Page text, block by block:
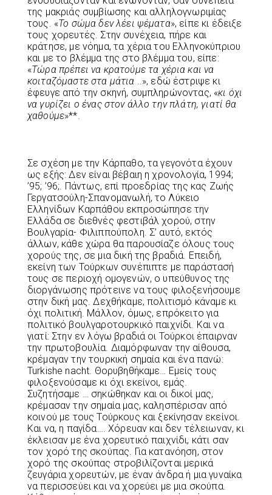
της μακριάς συμβίωσης και αλληλογνωριμίας
τους. «Το σώμα δεν λέει ψέματα», είπε κι έδειξε
τους χορευτές. Στην συνέχεια, πήρε και
κράτησε, με νόημα, τα χέρια του Ελληνοκύπριου
και με το βλέμμα της στο βλέμμα του, είπε:
«Τώρα πρέπει να κρατούμε τα χέρια και να
κοιταζόμαστε στα μάτια ..», εδώ έστριψε κι
έφευγε από την σκηνή, συμπληρώνοντας, «κι όχι
να γυρίζει ο ένας στον άλλο την πλάτη, γιατί θα
χαθούμε»**.
Σε σχέση με την Κάρπαθο, τα γεγονότα έχουν
ως εξής: Δεν είναι βέβαιη η χρονολογία, 1994;
’95; ’96;. Πάντως, επί προεδρίας της κας Ζωής
Γεργατσούλη-Σπανομανωλή, το Λύκειο
Ελληνίδων Καρπάθου εκπροσώπησε την
Ελλάδα σε διεθνές φεστιβάλ χορού, στην
Βουλγαρία- Φιλιππούπολη. Σ’ αυτό, εκτός
άλλων, κάθε χώρα θα παρουσίαζε όλους τους
χορούς της, σε μια δική της βραδιά. Επειδή,
εκείνη των Τούρκων συνέπιπτε με παράστασή
τους σε περιοχή ομογενών, ο υπεύθυνος της
διοργάνωσης πρότεινε να τους φιλοξενήσουμε
στην δική μας. Δεχθήκαμε, πολιτισμό κάναμε κι
όχι πολιτική. Μάλλον, όμως, επρόκειτο για
πολιτικό βουλγαροτουρκικό παιχνίδι. Και να
γιατί: Στην εν λόγω βραδιά οι Τούρκοι έπαιρναν
την πρωτοβουλία. Διαμόρφωναν την αίθουσα,
κρέμαγαν την τουρκική σημαία και ένα πανώ:
Turkishe nacht. Θορυβηθήκαμε… Εμείς τους
φιλοξενούσαμε κι όχι εκείνοι, εμάς.
Συζητήσαμε … σηκώθηκαν και οι δικοί μας,
κρέμασαν την σημαία μας, καλησπέρισαν από
κοινού με τους Τούρκους και ξεκίνησαν εκείνοι.
Και να, η παγίδα…. Χόρευαν και δεν τέλειωναν, κι
έκλεισαν με ένα χορευτικό παιχνίδι, κάτι σαν
τον χορό της σκούπας. Για κατανόηση, στον
χορό της σκούπας στροβιλίζονται μερικά
ζευγάρια χορευτών, με έναν άνδρα ή μια γυναίκα
να περισσεύει και να χορεύει με μια σκούπα.